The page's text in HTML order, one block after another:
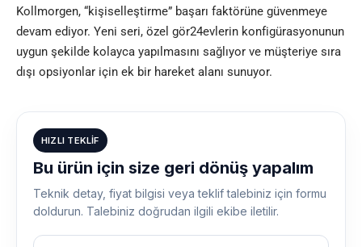
Kollmorgen, “kişiselleştirme” başarı faktörüne güvenmeye
devam ediyor. Yeni seri, özel gör24evlerin konfigürasyonunun
uygun şekilde kolayca yapılmasını sağlıyor ve müşteriye sıra
dışı opsiyonlar için ek bir hareket alanı sunuyor.
HIZLI TEKLIF
Bu ürün için size geri dönüş yapalım
Teknik detay, fiyat bilgisi veya teklif talebiniz için formu
doldurun. Talebiniz doğrudan ilgili ekibe iletilir.